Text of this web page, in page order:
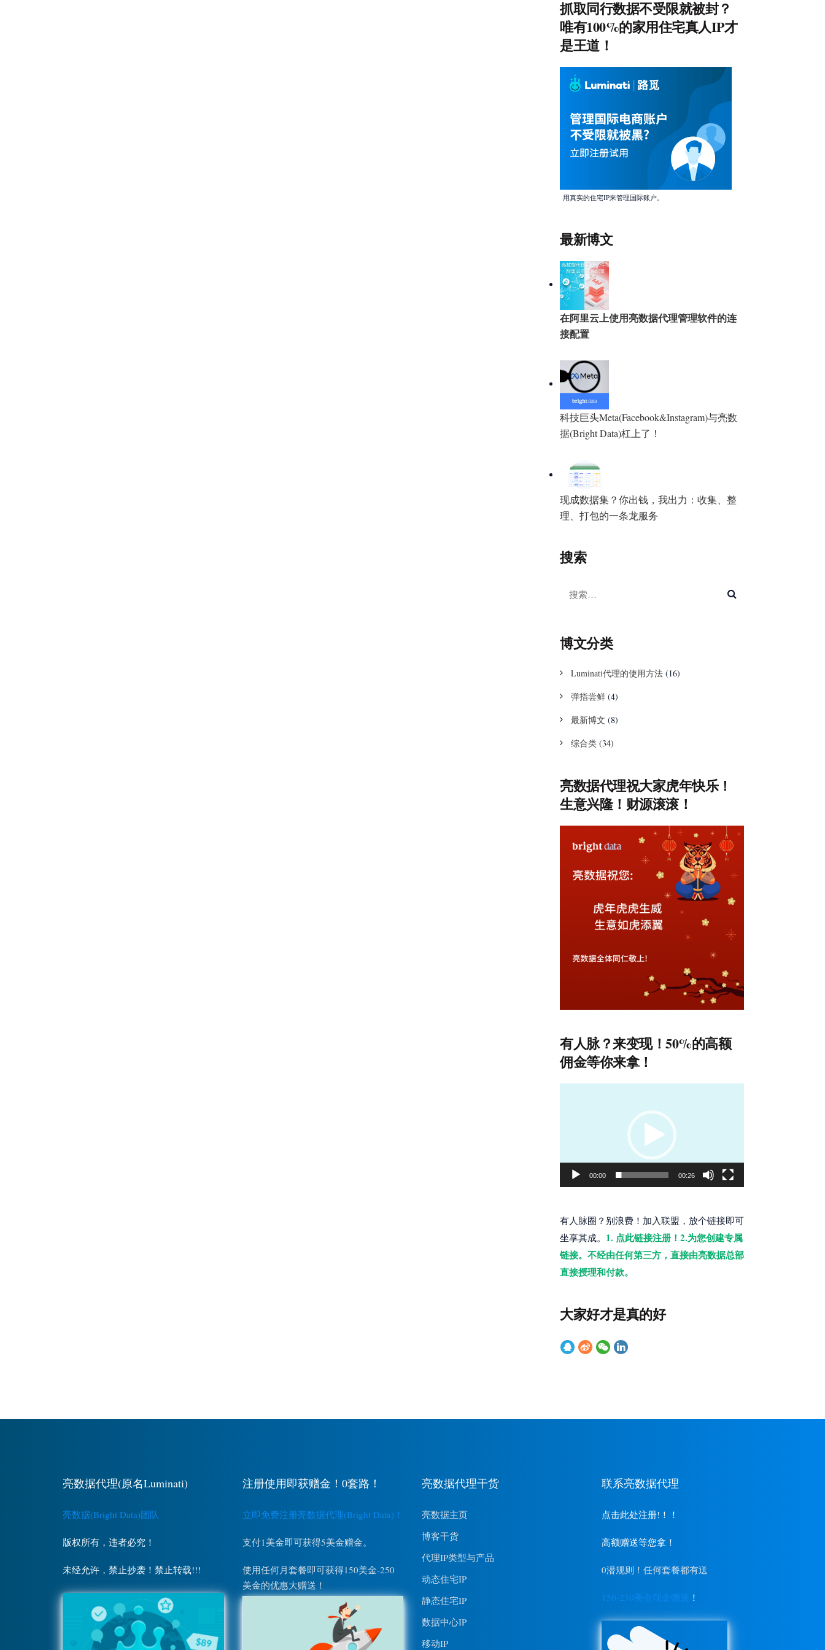
抓取同行数据不受限就被封？
唯有100%的家用住宅真人IP才
是王道！
用真实的住宅IP来管理国际账户。
最新博文
在阿里云上使用亮数据代理管理软件的连
接配置
科技巨头Meta(Facebook&Instagram)与亮数
据(Bright Data)杠上了！
现成数据集？你出钱，我出力：收集、整
理、打包的一条龙服务
搜索
博文分类
Luminati代理的使用方法 (16)
弹指尝鲜 (4)
最新博文 (8)
综合类 (34)
亮数据代理祝大家虎年快乐！
生意兴隆！财源滚滚！
有人脉？来变现！50%的高额
佣金等你来拿！
器
00:00 00:26
有人脉圈？别浪费！加入联盟，放个链接即可
坐享其成。 1. 点此链接注册！2.为您创建专属
链接。不经由任何第三方，直接由亮数据总部
直接授理和付款。
大家好才是真的好
亮数据代理(原名Luminati)
亮数据(Bright Data)团队
版权所有，违者必究！
未经允许，禁止抄袭！禁止转载!!!
注册使用即获赠金！0套路！
立即免费注册亮数据代理(Bright Data)！
支付1美金即可获得5美金赠金。
使用任何月套餐即可获得150美金-250
美金的优惠大赠送！
亮数据代理干货
亮数据主页
博客干货
代理IP类型与产品
动态住宅IP
静态住宅IP
数据中心IP
移动IP
联系亮数据代理
点击此处注册!！！
高额赠送等您拿！
0潜规则！任何套餐都有送
150-250美金现金赠送 ！